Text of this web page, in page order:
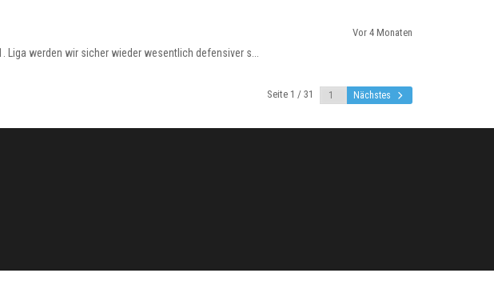
werden wir sicher wieder wesentlich defensiver s...
Vor 4 Monaten
Seite 1 / 31 Nächstes